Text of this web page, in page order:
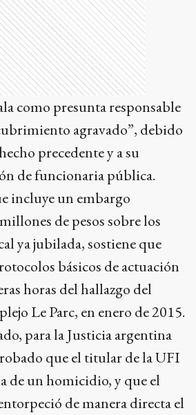
como presunta responsable
agravado”, debido
precedente y a su
de funcionaria pública.
incluye un embargo
de pesos sobre los
ya jubilada, sostiene que
básicos de actuación
horas del hallazgo del
Le Parc, en enero de 2015.
para la Justicia argentina
que el titular de la UFI
un homicidio, y que el
de manera directa el